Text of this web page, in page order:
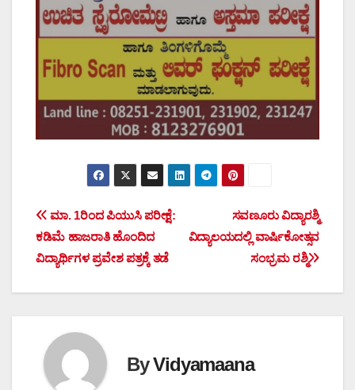
Post
navigation
ಸವಣೂರು ವಿದ್ಯಾರಶ್ಮಿ
ವಿದ್ಯಾಲಯದಲ್ಲಿ ವಾರ್ಷಿಕೋತ್ಸವ
ಸಂಭ್ರಮ ರಶ್ಮಿ
ಮಾ. 1ರಿಂದ ಪಿಯುಸಿ ಪರೀಕ್ಷೆ:
ಕಡಿಮೆ ಹಾಜರಾತಿ ಹೊಂದಿದ
ವಿದ್ಯಾರ್ಥಿಗಳ ಪ್ರವೇಶ ಪತ್ರಕ್ಕೆ ತಡೆ
ByVidyamaana